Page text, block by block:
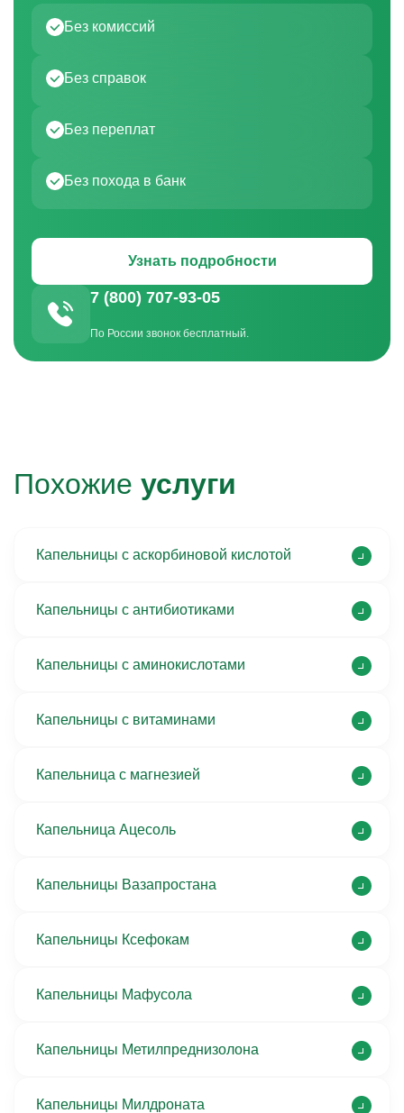
Узнать подробности
7 (800) 707-93-05
По России звонок бесплатный.
Без комиссий
Без справок
Без переплат
Без похода в банк
Похожие услуги
Капельницы с аскорбиновой кислотой
Капельницы с антибиотиками
Капельницы с аминокислотами
Капельницы с витаминами
Капельница с магнезией
Капельница Ацесоль
Капельницы Вазапростана
Капельницы Ксефокам
Капельницы Мафусола
Капельницы Метилпреднизолона
Капельницы Милдроната